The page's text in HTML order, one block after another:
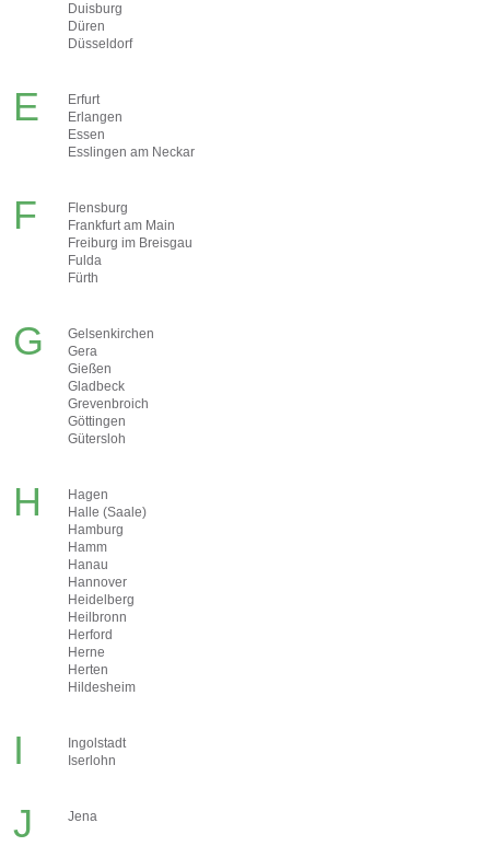
Duisburg
Düren
Düsseldorf
E
Erfurt
Erlangen
Essen
Esslingen am Neckar
F
Flensburg
Frankfurt am Main
Freiburg im Breisgau
Fulda
Fürth
G
Gelsenkirchen
Gera
Gießen
Gladbeck
Grevenbroich
Göttingen
Gütersloh
H
Hagen
Halle (Saale)
Hamburg
Hamm
Hanau
Hannover
Heidelberg
Heilbronn
Herford
Herne
Herten
Hildesheim
I
Ingolstadt
Iserlohn
J Jena